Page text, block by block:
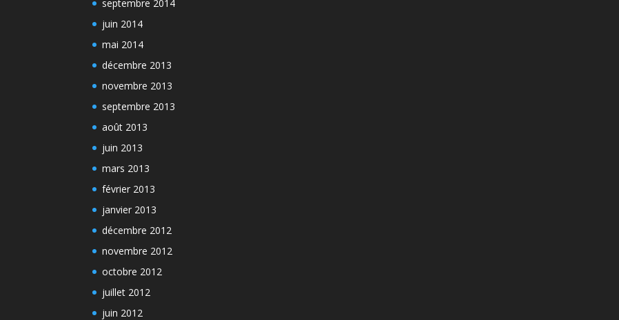
septembre 2014
juin 2014
mai 2014
décembre 2013
novembre 2013
septembre 2013
août 2013
juin 2013
mars 2013
février 2013
janvier 2013
décembre 2012
novembre 2012
octobre 2012
juillet 2012
juin 2012